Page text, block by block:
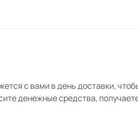
840 руб. x 2 шт
с вами в день доставки,
денежные средства,